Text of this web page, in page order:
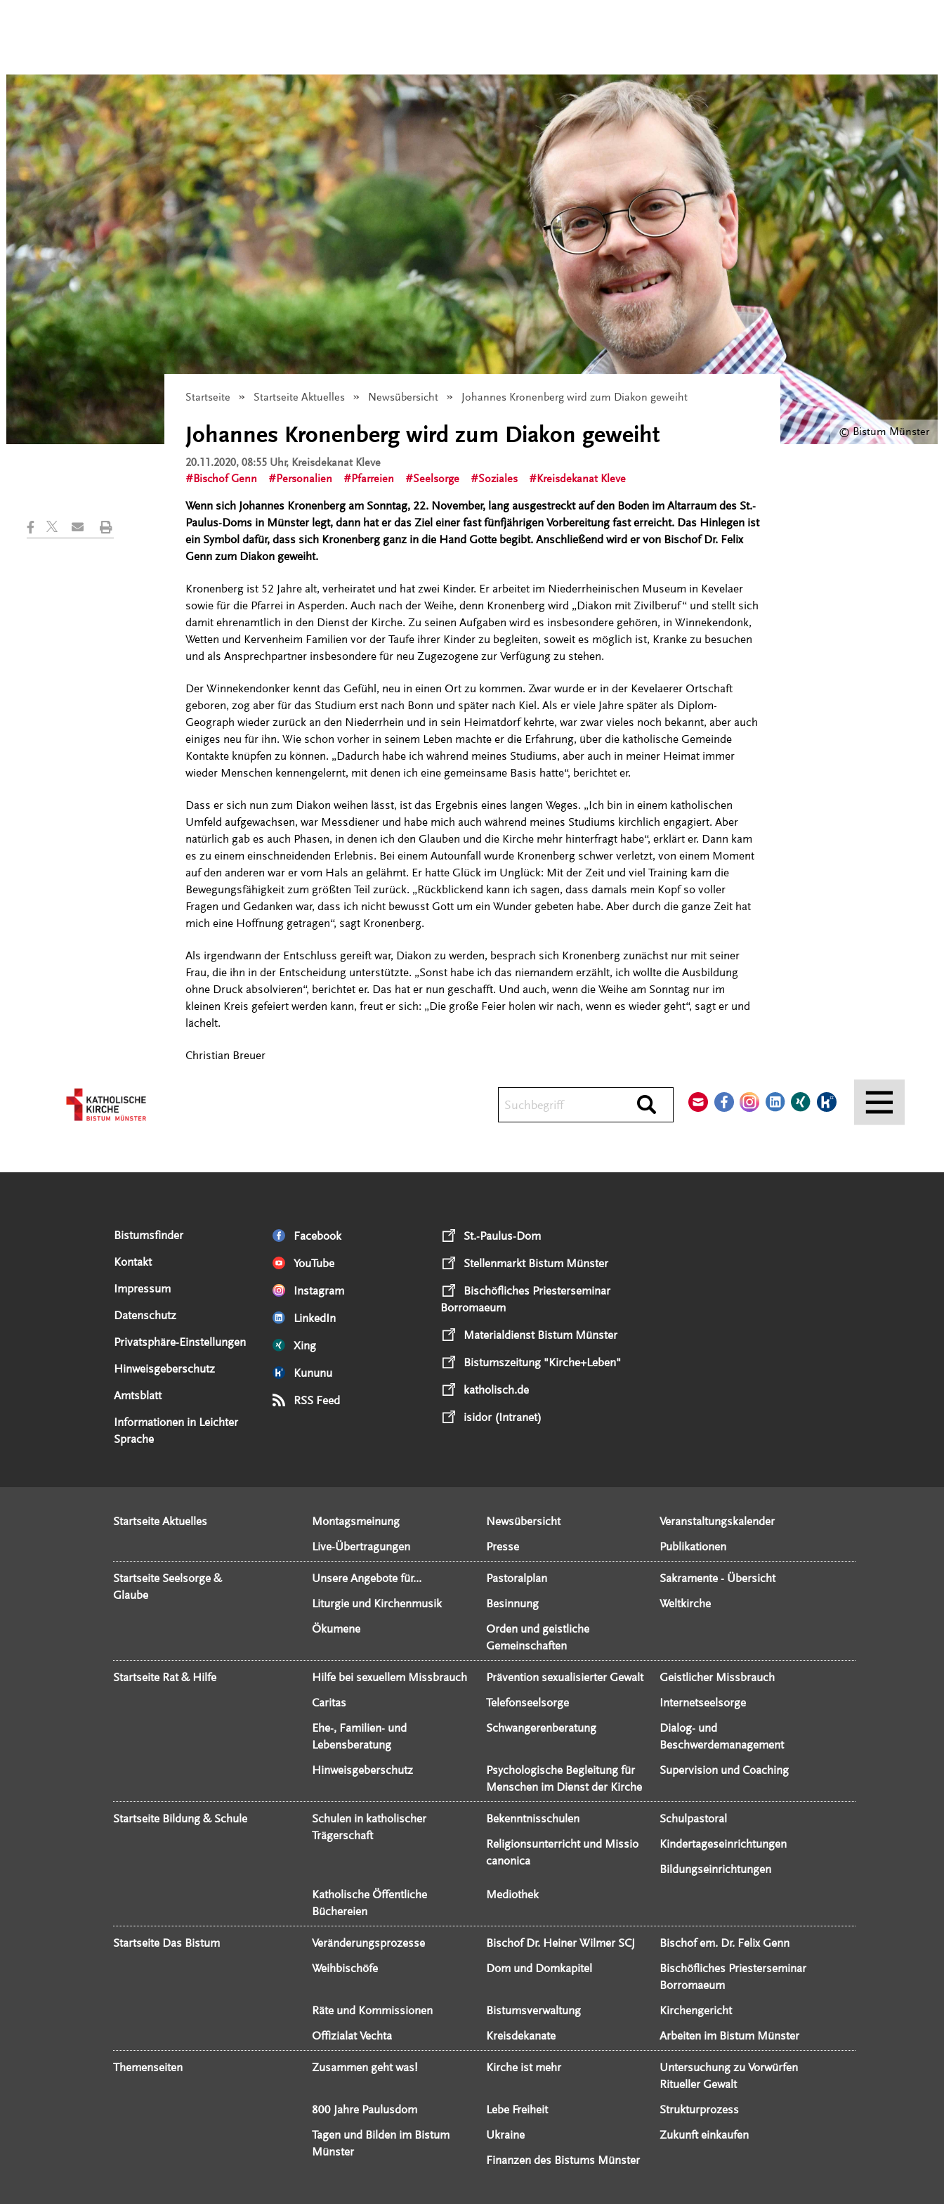
Durchsuchen
© Bistum Münster
Startseite Startseite Aktuelles Newsübersicht Angezeigt:
Johannes Kronenberg wird zum Diakon geweiht
Johannes Kronenberg wird zum Diakon geweiht
20.11.2020, 08:55 Uhr, Kreisdekanat Kleve
Bischof Genn
Personalien Pfarreien Seelsorge Soziales Kreisdekanat Kleve
Wenn sich Johannes Kronenberg am Sonntag, 22. November, lang ausgestreckt auf den Boden im Altarraum des St.-
Paulus-Doms in Münster legt, dann hat er das Ziel einer fast fünfjährigen Vorbereitung fast erreicht. Das Hinlegen ist
ein Symbol dafür, dass sich Kronenberg ganz in die Hand Gotte begibt. Anschließend wird er von Bischof Dr. Felix
Genn zum Diakon geweiht.
Kronenberg ist 52 Jahre alt, verheiratet und hat zwei Kinder. Er arbeitet im Niederrheinischen Museum in Kevelaer
sowie für die Pfarrei in Asperden. Auch nach der Weihe, denn Kronenberg wird „Diakon mit Zivilberuf“ und stellt sich
damit ehrenamtlich in den Dienst der Kirche. Zu seinen Aufgaben wird es insbesondere gehören, in Winnekendonk,
Wetten und Kervenheim Familien vor der Taufe ihrer Kinder zu begleiten, soweit es möglich ist, Kranke zu besuchen
und als Ansprechpartner insbesondere für neu Zugezogene zur Verfügung zu stehen.
Der Winnekendonker kennt das Gefühl, neu in einen Ort zu kommen. Zwar wurde er in der Kevelaerer Ortschaft
geboren, zog aber für das Studium erst nach Bonn und später nach Kiel. Als er viele Jahre später als Diplom-
Geograph wieder zurück an den Niederrhein und in sein Heimatdorf kehrte, war zwar vieles noch bekannt, aber auch
einiges neu für ihn. Wie schon vorher in seinem Leben machte er die Erfahrung, über die katholische Gemeinde
Kontakte knüpfen zu können. „Dadurch habe ich während meines Studiums, aber auch in meiner Heimat immer
wieder Menschen kennengelernt, mit denen ich eine gemeinsame Basis hatte“, berichtet er.
Dass er sich nun zum Diakon weihen lässt, ist das Ergebnis eines langen Weges. „Ich bin in einem katholischen
Umfeld aufgewachsen, war Messdiener und habe mich auch während meines Studiums kirchlich engagiert. Aber
natürlich gab es auch Phasen, in denen ich den Glauben und die Kirche mehr hinterfragt habe“, erklärt er. Dann kam
es zu einem einschneidenden Erlebnis. Bei einem Autounfall wurde Kronenberg schwer verletzt, von einem Moment
auf den anderen war er vom Hals an gelähmt. Er hatte Glück im Unglück: Mit der Zeit und viel Training kam die
Bewegungsfähigkeit zum größten Teil zurück. „Rückblickend kann ich sagen, dass damals mein Kopf so voller
Fragen und Gedanken war, dass ich nicht bewusst Gott um ein Wunder gebeten habe. Aber durch die ganze Zeit hat
mich eine Hoffnung getragen“, sagt Kronenberg.
Als irgendwann der Entschluss gereift war, Diakon zu werden, besprach sich Kronenberg zunächst nur mit seiner
Frau, die ihn in der Entscheidung unterstützte. „Sonst habe ich das niemandem erzählt, ich wollte die Ausbildung
ohne Druck absolvieren“, berichtet er. Das hat er nun geschafft. Und auch, wenn die Weihe am Sonntag nur im
kleinen Kreis gefeiert werden kann, freut er sich: „Die große Feier holen wir nach, wenn es wieder geht“, sagt er und
lächelt.
Christian Breuer
Serviceangebote
Bistumsfinder
Kontakt
Impressum
Datenschutz
Privatsphäre-Einstellungen
Hinweisgeberschutz
Amtsblatt
Informationen in Leichter
Sprache
Social Media Angebote Facebook
YouTube
Instagram
LinkedIn
Xing
Kununu
RSS Feed
Externe Links St.-Paulus-Dom
Stellenmarkt Bistum Münster
Bischöfliches Priesterseminar
Borromaeum
Materialdienst Bistum Münster
Bistumszeitung "Kirche+Leben"
katholisch.de
isidor (Intranet)
Startseite Aktuelles Montagsmeinung Newsübersicht
Veranstaltungskalender
Live-Übertragungen
Presse Publikationen
Startseite Seelsorge &
Glaube
Unsere Angebote für... Pastoralplan
Sakramente - Übersicht
Liturgie und Kirchenmusik
Besinnung
Weltkirche
Ökumene
Orden und geistliche
Gemeinschaften
Startseite Rat & Hilfe Hilfe bei sexuellem Missbrauch Prävention sexualisierter Gewalt
Geistlicher Missbrauch
Caritas
Telefonseelsorge
Internetseelsorge
Ehe-, Familien- und
Lebensberatung
Schwangerenberatung
Dialog- und
Beschwerdemanagement
Hinweisgeberschutz
Psychologische Begleitung für
Menschen im Dienst der Kirche
Supervision und Coaching
Startseite Bildung & Schule
Schulen in katholischer
Trägerschaft
Bekenntnisschulen
Schulpastoral
Religionsunterricht und Missio
canonica
Kindertageseinrichtungen
Bildungseinrichtungen
Katholische Öffentliche
Büchereien
Mediothek
Startseite Das Bistum Veränderungsprozesse Bischof Dr. Heiner Wilmer SCJ
Bischof em. Dr. Felix Genn
Weihbischöfe
Dom und Domkapitel
Bischöfliches Priesterseminar
Borromaeum
Räte und Kommissionen
Bistumsverwaltung
Kirchengericht
Offizialat Vechta
Kreisdekanate Arbeiten im Bistum Münster
Themenseiten Zusammen geht was! Kirche ist mehr
Untersuchung zu Vorwürfen
Ritueller Gewalt
800 Jahre Paulusdom
Lebe Freiheit
Strukturprozess
Tagen und Bilden im Bistum
Münster
Ukraine
Zukunft einkaufen
Finanzen des Bistums Münster